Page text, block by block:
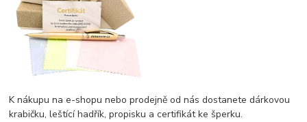
K nákupu na e-shopu nebo prodejně od nás dostanete dárkovou
krabičku, leštící hadřík, propisku a certifikát ke šperku.